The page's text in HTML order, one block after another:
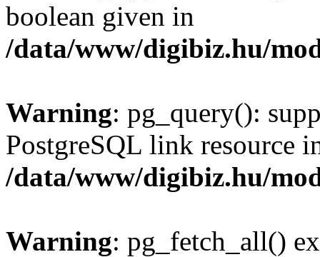
boolean given in
/data/www/digibiz.hu/
Warning: pg_query():
PostgreSQL link resource
/data/www/digibiz.hu/
Warning: pg_fetch_all()